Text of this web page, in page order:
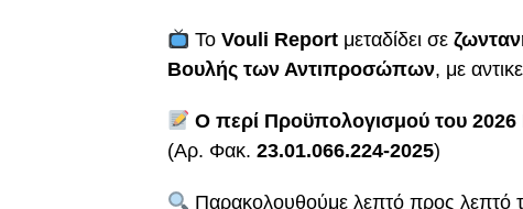
ΤοVouli Report μεταδίδει σε
Βουλής των Αντιπροσώπων, με
Ο περί Προϋπολογισμού του 2026
(Αρ. Φακ. 23.01.066.224-2025)
Παρακολουθούμε λεπτό προς λεπτό